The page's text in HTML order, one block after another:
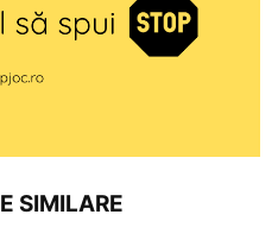
SIMILARE